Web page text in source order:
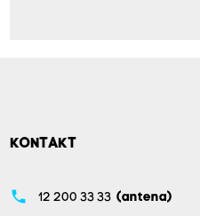
KONTAKT
phone 12 200 33 33 (antena)